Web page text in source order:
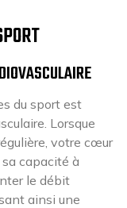
du sport est
Lorsque
votre cœur
capacité à
le débit
ainsi une